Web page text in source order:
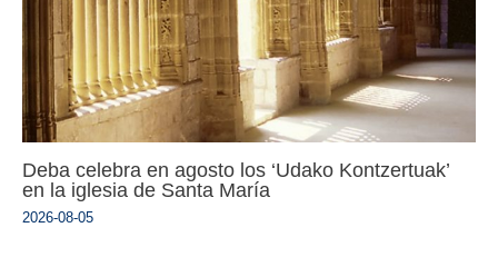
Deba celebra en agosto los ‘Udako Kontzertuak’
en la iglesia de Santa María
2026-08-05